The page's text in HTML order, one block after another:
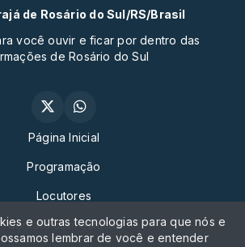
de Rosário do Sul/RS/Brasil
você ouvir e ficar por dentro das
de Rosário do Sul
Página Inicial
Programação
Locutores
Contato com estudio
e outras tecnologias para que nós e
lembrar de você e entender